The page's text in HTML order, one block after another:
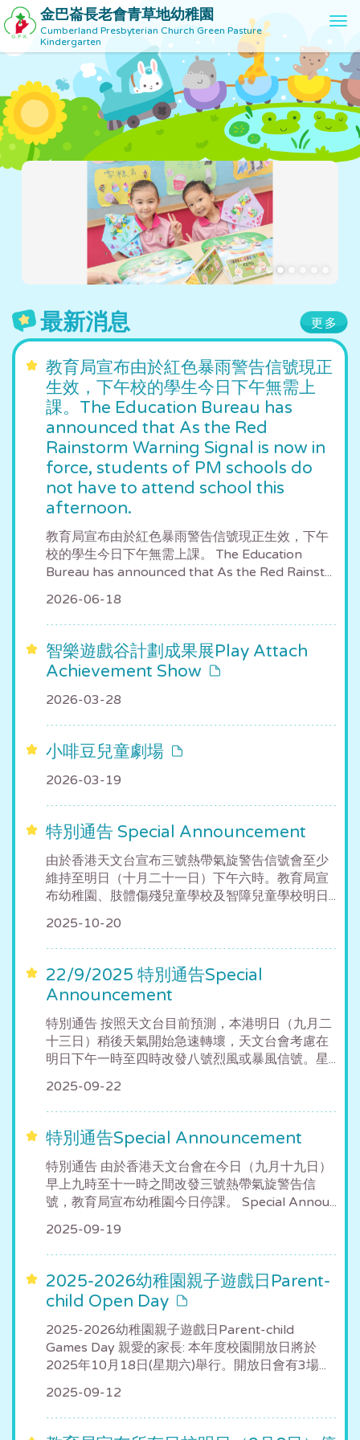
金巴崙長老會青草地幼稚園
Cumberland Presbyterian Church Green Pasture
Kindergarten
T
g
g
l
e
n
a
v
最新消息 更多
教育局宣布由於紅色暴雨警告信號現正
生效，下午校的學生今日下午無需上
課。The Education Bureau has
announced that As the Red
Rainstorm Warning Signal is now in
force, students of PM schools do
not have to attend school this
afternoon.
教育局宣布由於紅色暴雨警告信號現正生效，下午
校的學生今日下午無需上課。 The Education
Bureau has announced that As the Red Rainst...
2026-06-18
智樂遊戲谷計劃成果展Play Attach
Achievement Show
2026-03-28
小啡豆兒童劇場
2026-03-19
特別通告 Special Announcement
由於香港天文台宣布三號熱帶氣旋警告信號會至少
維持至明日（十月二十一日）下午六時。教育局宣
布幼稚園、肢體傷殘兒童學校及智障兒童學校明日...
2025-10-20
22/9/2025 特別通告Special
Announcement
特別通告 按照天文台目前預測，本港明日（九月二
十三日）稍後天氣開始急速轉壞，天文台會考慮在
明日下午一時至四時改發八號烈風或暴風信號。星...
2025-09-22
特別通告Special Announcement
特別通告 由於香港天文台會在今日（九月十九日）
早上九時至十一時之間改發三號熱帶氣旋警告信
號，教育局宣布幼稚園今日停課。 Special Annou...
2025-09-19
2025-2026幼稚園親子遊戲日Parent-
child Open Day
2025-2026幼稚園親子遊戲日Parent-child
Games Day 親愛的家長: 本年度校園開放日將於
2025年10月18日(星期六)舉行。開放日會有3場...
2025-09-12